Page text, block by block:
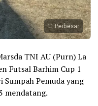
Perbesar
TNI AU (Purn) La
Futsal Barhim Cup 1
Pemuda yang
mendatang.